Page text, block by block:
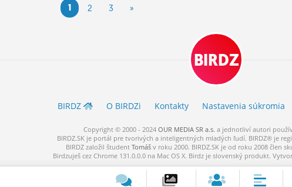
1 2 3 »
BIRDZ
BIRDZ O BIRDZi Kontakty Nastavenia súkromia
Copyright © 2000 - 2024 OUR MEDIA SR a.s. a jednotliví autori
BIRDZ.SK je portál pre tvorivých a inteligentných mladých ľudí. BIRDZ® je
BIRDZ založil študent Tomáš v roku 2000. BIRDZ.SK je od roku 2008 člen
Birdzuješ cez Chrome 131.0.0.0 na Mac OS X. Birdz je slovenský produkt.